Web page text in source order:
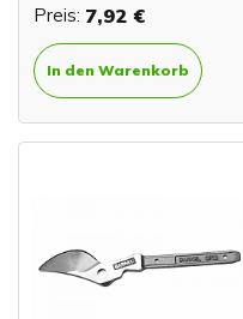
Preis: 7,92 €
In den Warenkorb